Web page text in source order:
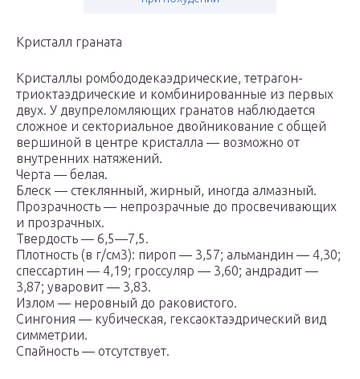
Кристалл граната
Кристаллы ромбододекаэдрические, тетрагон-
триоктаэдрические и комбинированные из первых
двух. У двупреломляющих гранатов наблюдается
сложное и секториальное двойникование с общей
вершиной в центре кристалла — возможно от
внутренних натяжений.
Черта — белая.
Блеск — стеклянный, жирный, иногда алмазный.
Прозрачность — непрозрачные до просвечивающих
и прозрачных.
Твердость — 6,5—7,5.
Плотность (в г/см3): пироп — 3,57; альмандин — 4,30;
спессартин — 4,19; гроссуляр — 3,60; андрадит —
3,87; уваровит — 3,83.
Излом — неровный до раковистого.
Сингония — кубическая, гексаоктаэдрический вид
симметрии.
Спайность — отсутствует.